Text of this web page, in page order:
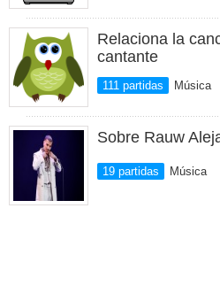
Relaciona la
cantante
111 partidas Música
Sobre Rauw
19 partidas Música